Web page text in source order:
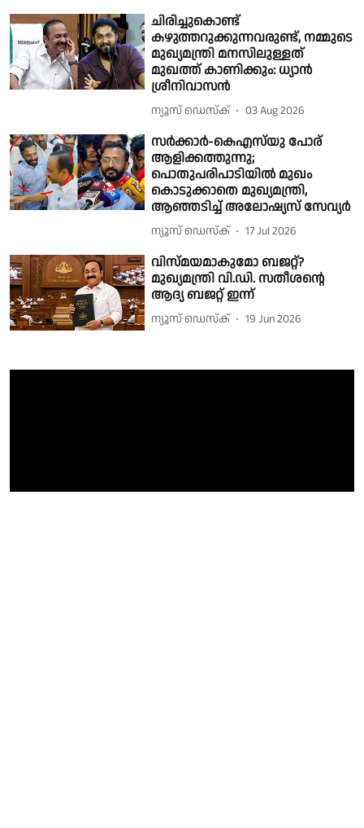
ചിരിച്ചുകൊണ്ട്
കഴുത്തറുക്കുന്നവരുണ്ട്, നമ്മുടെ
മുഖ്യമന്ത്രി മനസിലുള്ളത്
മുഖത്ത് കാണിക്കും: ധ്യാൻ
ശ്രീനിവാസൻ
ന്യൂസ് ഡെസ്ക് 03 Aug 2026
സർക്കാർ-കെഎസ്‌യു പോര്
ആളിക്കത്തുന്നു;
പൊതുപരിപാടിയിൽ മുഖം
കൊടുക്കാതെ മുഖ്യമന്ത്രി,
ആഞ്ഞടിച്ച് അലോഷ്യസ് സേവ്യർ
ന്യൂസ് ഡെസ്ക് 17 Jul 2026
വിസ്മയമാകുമോ ബജറ്റ്?
മുഖ്യമന്ത്രി വി.ഡി. സതീശൻ്റെ
ആദ്യ ബജറ്റ് ഇന്ന്
ന്യൂസ് ഡെസ്ക് 19 Jun 2026